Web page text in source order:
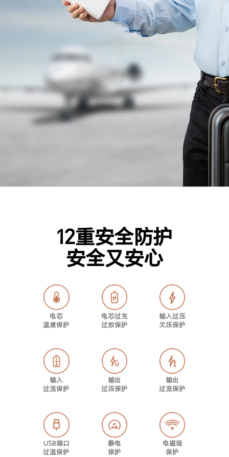
12重安全防护
安全又安心
电芯
温度保护
电芯过充
过放保护
输入过压
欠压保护
输入
过流保护
输出
过压保护
输出
过流保护
USB端口
过温保护
静电
保护
电磁场
保护